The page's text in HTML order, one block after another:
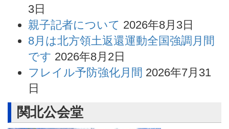
3日
親子記者について 2026年8月3日
8月は北方領土返還運動全国強調月間
です 2026年8月2日
フレイル予防強化月間 2026年7月31
日
関北公会堂